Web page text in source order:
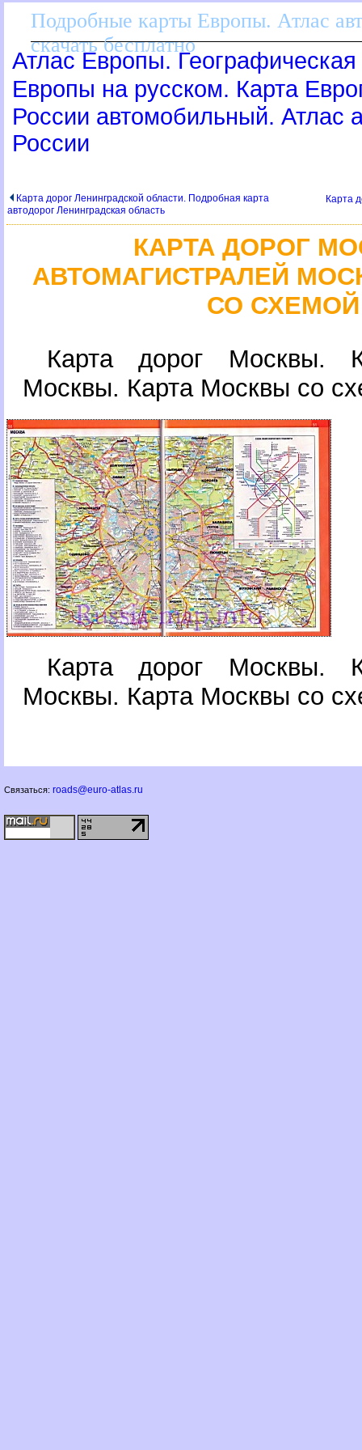
Подробные карты Европы. Атлас
скачать бесплатно
Атлас Европы. Географическая
Европы на русском. Карта
России автомобильный. Атлас
России
Карта дорог Ленинградской области. Подробная карта
автодорог Ленинградская область
Карта
КАРТА ДОРОГ
АВТОМАГИСТРАЛЕЙ
СО
Карта дорог Москвы.
Москвы. Карта Москвы со
Карта дорог Москвы.
Москвы. Карта Москвы со
Связаться: roads@euro-atlas.ru